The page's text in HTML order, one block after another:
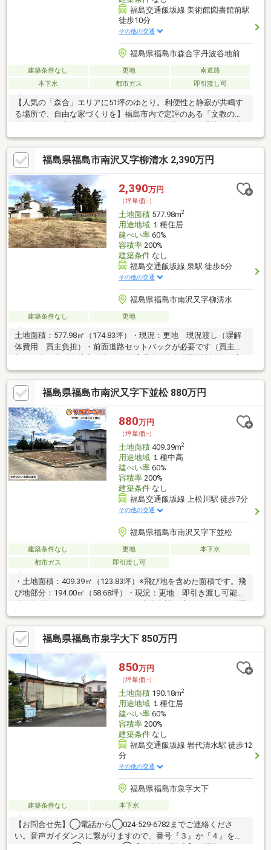
福島交通飯坂線 美術館図書館前駅
徒歩10分
その他の交通
福島県福島市森合字丹波谷地前
建築条件なし 更地
南道路
本下水
都市ガス 即引渡し可
【人気の「森合」エリアに51坪のゆとり。利便性と静寂が共鳴す
る場所で、自由な家づくりを】福島市内で定評のある「文教の
街・森合」。美術館や図書館が点在する落ち着いた住環境に、建
築条件なしの土地が登場しました。飯坂線「美術館図書館前」駅
を含む3駅が徒歩圏内。さらにヨークベニマル福島泉店まで徒歩7
分と、日々の買い物もスムーズです。本物件は「都市ガス」対
応。毎月のコストを抑えつつ、お好みのハウスメーカーでこだわ
りの住まいを建築いただけます。路地状部分を含む旗竿地だから
こそ実現した800万円台の価格設定。道路から奥まった配置は、
プライバシーが守られ、お子様の飛び出し不安も軽減されるメリ
ットも。
福島県福島市南沢又字柳清水 2,390万円
2,390万円
（坪単価:-）
土地面積577.98m2
用途地域１種住居
建ぺい率60%
容積率200%
建築条件なし
福島交通飯坂線 泉駅 徒歩6分
その他の交通
福島県福島市南沢又字柳清水
建築条件なし 更地
土地面積：577.98㎡（174.83坪）・現況：更地 現況渡し（塀解
体費用 買主負担）・前面道路セットバックが必要です（買主負
水小学校：170m(徒歩約2分)・清水中学校：1.0km(徒歩約15分)・
ローソン福島泉店：350m(徒歩約4分)・ヨークベニマル福島泉
店：1.0km(徒歩約13分)・カワチ薬品福島西店：1.0km(徒歩約14
分)《おすすめポイント》・飯坂線「泉駅」まで徒歩4分・清水小
学校まで徒歩2分！・コンビニまで徒歩圏内・土地広々、170坪以
上！
福島県福島市南沢又字下並松 880万円
880万円
（坪単価:-）
土地面積409.39m2
用途地域１種中高
建ぺい率60%
容積率200%
建築条件なし
福島交通飯坂線 上松川駅 徒歩7分
その他の交通
福島県福島市南沢又字下並松
建築条件なし 更地
本下水
都市ガス
即引渡し可
・土地面積：409.39㎡（123.83坪）※飛び地を含めた面積です。飛
び地部分：194.00㎡（58.68坪）・現況：更地 即引き渡し可能・
辺情報》・セブンイレブン福島笹谷南店：800ｍ・ローソン笹谷
駅前店：800ｍ・マツモトキヨシ福島笹谷店：900ｍ・北沢又小学
校：1.6ｋｍ・信陵中学校：1.4ｋｍ《おすすめポイント》・上松
川駅 徒歩7分 通勤通学に便利な立地！・飛び地部分は駐車場や
物置、家庭菜園用地など活用可能です♪
福島県福島市泉字大下 850万円
850万円
（坪単価:-）
土地面積190.18m2
用途地域１種住居
建ぺい率60%
容積率200%
建築条件なし
福島交通飯坂線 岩代清水駅 徒歩12
分
その他の交通
福島県福島市泉字大下
建築条件なし 本下水
【お問合せ先】◯電話から◯024-529-6782までご連絡くださ
い。音声ガイダンスに繋がりますので、番号『３』か『４』を押